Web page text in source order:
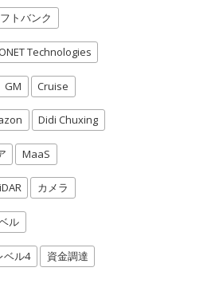
トバンク
Technologies
GM Cruise
Didi Chuxing
MaaS
カメラ
ル
ベル4 資金調達